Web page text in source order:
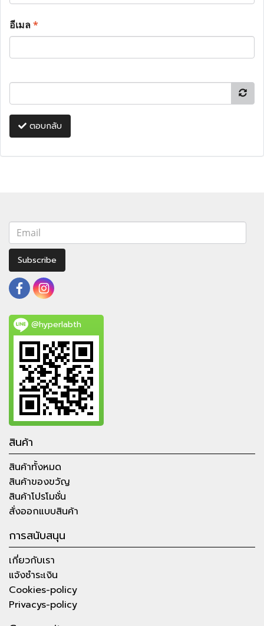
อีเมล*
ตอบกลับ
Subscribe
@hyperlabth
สินค้า
สินค้าทั้งหมด
สินค้าของขวัญ
สินค้าโปรโมชั่น
สั่งออกแบบสินค้า
การสนับสนุน
เกี่ยวกับเรา
แจ้งชำระเงิน
Cookies-policy
Privacys-policy